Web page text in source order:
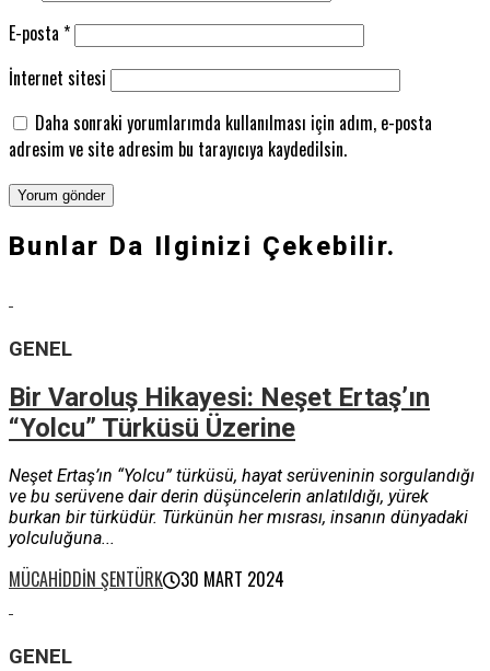
E-posta *
İnternet sitesi
Daha sonraki yorumlarımda kullanılması için adım, e-posta
adresim ve site adresim bu tarayıcıya kaydedilsin.
Bunlar Da Ilginizi Çekebilir.
GENEL
Bir Varoluş Hikayesi: Neşet Ertaş’ın
“Yolcu” Türküsü Üzerine
Neşet Ertaş’ın “Yolcu” türküsü, hayat serüveninin sorgulandığı
ve bu serüvene dair derin düşüncelerin anlatıldığı, yürek
burkan bir türküdür. Türkünün her mısrası, insanın dünyadaki
yolculuğuna...
MÜCAHIDDIN ŞENTÜRK 30 MART 2024
GENEL